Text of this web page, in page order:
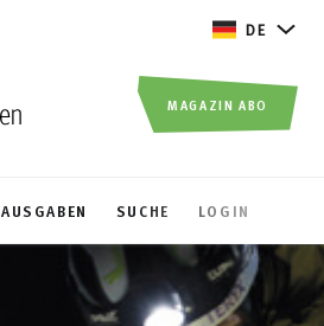
DE
AUSGABEN SUCHE LOGIN
MAGAZIN ABO